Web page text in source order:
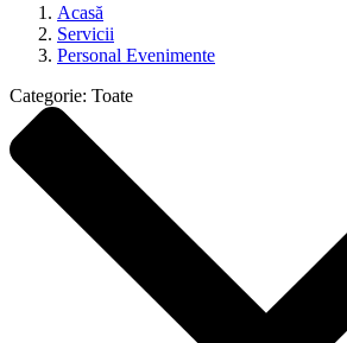
Acasă
Servicii
Personal Evenimente
Categorie: Toate